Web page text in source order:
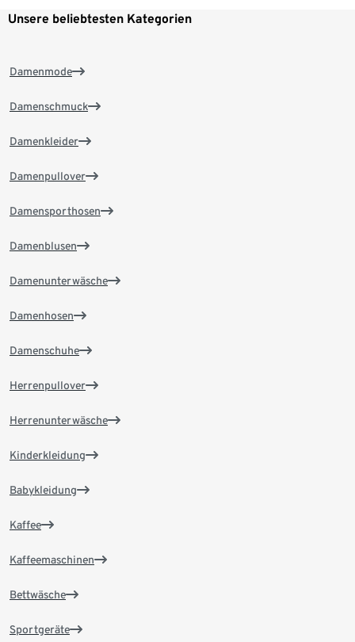
Unsere beliebtesten Kategorien
Damenmode
Damenschmuck
Damenkleider
Damenpullover
Damensporthosen
Damenblusen
Damenunterwäsche
Damenhosen
Damenschuhe
Herrenpullover
Herrenunterwäsche
Kinderkleidung
Babykleidung
Kaffee
Kaffeemaschinen
Bettwäsche
Sportgeräte